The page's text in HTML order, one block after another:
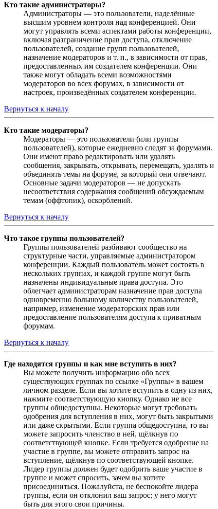
Кто такие администраторы?
Администраторы — это пользователи, наделённые
высшим уровнем контроля над конференцией. Они
могут управлять всеми аспектами работы конференции,
включая разграничение прав доступа, отключение
пользователей, создание групп пользователей,
назначение модераторов и т. п., в зависимости от прав,
предоставленных им создателем конференции. Они
также могут обладать всеми возможностями
модераторов во всех форумах, в зависимости от
настроек, произведённых создателем конференции.
Вернуться к началу
Кто такие модераторы?
Модераторы — это пользователи (или группы
пользователей), которые ежедневно следят за форумами.
Они имеют право редактировать или удалять
сообщения, закрывать, открывать, перемещать, удалять и
объединять темы на форуме, за который они отвечают.
Основные задачи модераторов — не допускать
несоответствия содержания сообщений обсуждаемым
темам (оффтопик), оскорблений.
Вернуться к началу
Что такое группы пользователей?
Группы пользователей разбивают сообщество на
структурные части, управляемые администратором
конференции. Каждый пользователь может состоять в
нескольких группах, и каждой группе могут быть
назначены индивидуальные права доступа. Это
облегчает администраторам назначение прав доступа
одновременно большому количеству пользователей,
например, изменение модераторских прав или
предоставление пользователям доступа к приватным
форумам.
Вернуться к началу
Где находятся группы и как мне вступить в них?
Вы можете получить информацию обо всех
существующих группах по ссылке «Группы» в вашем
личном разделе. Если вы хотите вступить в одну из них,
нажмите соответствующую кнопку. Однако не все
группы общедоступны. Некоторые могут требовать
одобрения для вступления в них, могут быть закрытыми
или даже скрытыми. Если группа общедоступна, то вы
можете запросить членство в ней, щёлкнув по
соответствующей кнопке. Если требуется одобрение на
участие в группе, вы можете отправить запрос на
вступление, щёлкнув по соответствующей кнопке.
Лидер группы должен будет одобрить ваше участие в
группе и может спросить, зачем вы хотите
присоединиться. Пожалуйста, не беспокойте лидера
группы, если он отклонил ваш запрос; у него могут
быть для этого свои причины.